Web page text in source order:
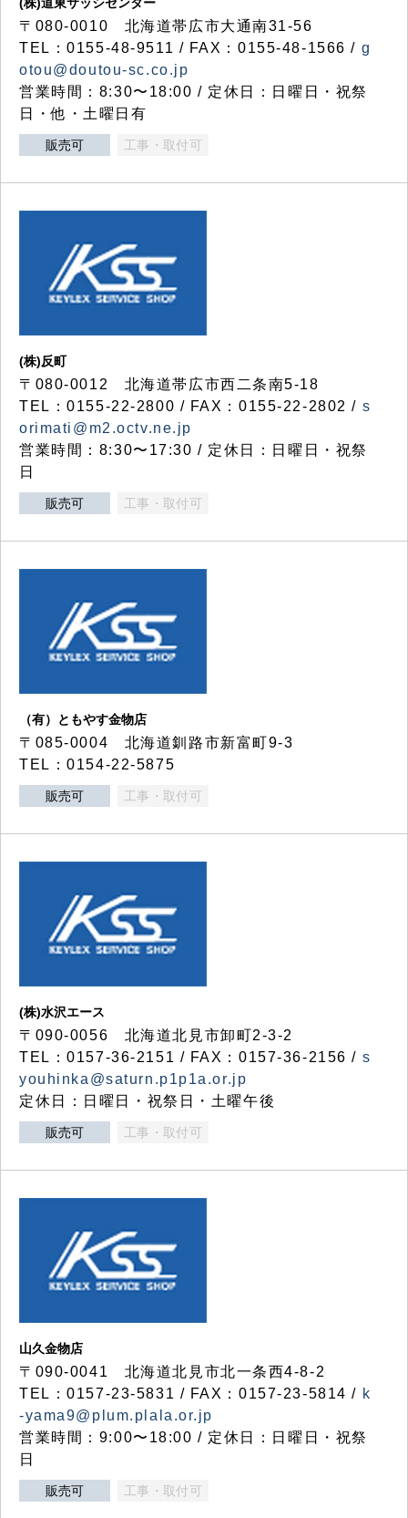
〒080-0010 北海道帯広市大通南31-56
TEL：0155-48-9511 / FAX：0155-48-1566 / g
otou@doutou-sc.co.jp
営業時間：8:30〜18:00 / 定休日：日曜日・祝祭
日・他・土曜日有
販売可 工事・取付可
(株)反町
〒080-0012 北海道帯広市西二条南5-18
TEL：0155-22-2800 / FAX：0155-22-2802 / s
orimati@m2.octv.ne.jp
営業時間：8:30〜17:30 / 定休日：日曜日・祝祭
日
販売可 工事・取付可
（有）ともやす金物店
〒085-0004 北海道釧路市新富町9-3
TEL：0154-22-5875
販売可 工事・取付可
(株)水沢エース
〒090-0056 北海道北見市卸町2-3-2
TEL：0157-36-2151 / FAX：0157-36-2156 / s
youhinka@saturn.p1p1a.or.jp
定休日：日曜日・祝祭日・土曜午後
販売可 工事・取付可
山久金物店
〒090-0041 北海道北見市北一条西4-8-2
TEL：0157-23-5831 / FAX：0157-23-5814 / k
-yama9@plum.plala.or.jp
営業時間：9:00〜18:00 / 定休日：日曜日・祝祭
日
販売可 工事・取付可